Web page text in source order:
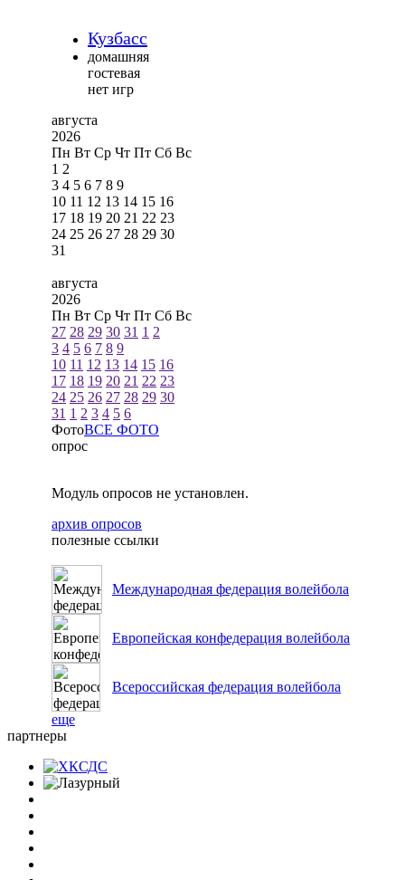
Кузбасс
домашняя
гостевая
нет игр
августа
2026
Пн Вт Ср Чт Пт Сб Вс
1 2
3 4 5 6 7 8 9
10 11 12 13 14 15 16
17 18 19 20 21 22 23
24 25 26 27 28 29 30
31
августа
2026
Пн Вт Ср Чт Пт Сб Вс
27 28 29 30 31 1 2
3 4 5 6 7 8 9
10 11 12 13 14 15 16
17 18 19 20 21 22 23
24 25 26 27 28 29 30
31 1 2 3 4 5 6
ФотоВСЕ ФОТО
опрос
Модуль опросов не установлен.
архив опросов
полезные ссылки
Международная федерация волейбола
Европейская конфедерация волейбола
Всероссийская федерация волейбола
еще
партнеры